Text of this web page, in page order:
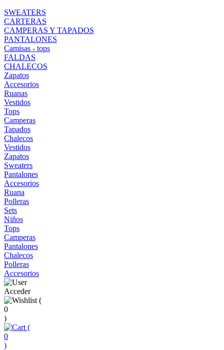
SWEATERS
CARTERAS
CAMPERAS Y TAPADOS
PANTALONES
Camisas - tops
FALDAS
CHALECOS
Zapatos
Accesorios
Ruanas
Vestidos
Tops
Camperas
Tapados
Chalecos
Vestidos
Zapatos
Sweaters
Pantalones
Accesorios
Ruana
Polleras
Sets
Niños
Tops
Camperas
Pantalones
Chalecos
Polleras
Accesorios
Acceder
(
0
)
(
0
)